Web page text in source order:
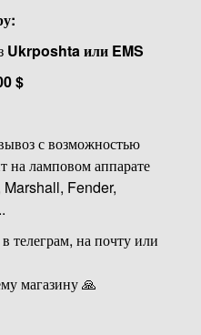
Ukrposhta или EMS
$
с возможностью
на ламповом аппарате
Fender,
телеграм, на почту или
магазину 🙏